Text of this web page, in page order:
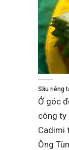
Sầu riêng
Ở góc
công ty
Cadimi
Ông